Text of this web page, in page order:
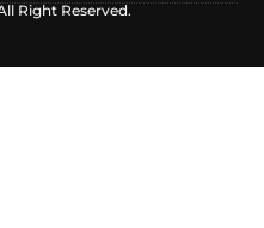
Right Reserved.